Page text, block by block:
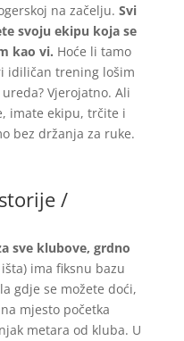
na začelju. Svi
svoju ekipu koja se
kao vi. Hoće li tamo
idiličan trening lošim
Vjerojatno. Ali
imate ekipu, trčite i
bez držanja za ruke.
/
sve klubove, grdno
ima fiksnu bazu
gdje se možete doći,
mjesto početka
metara od kluba. U